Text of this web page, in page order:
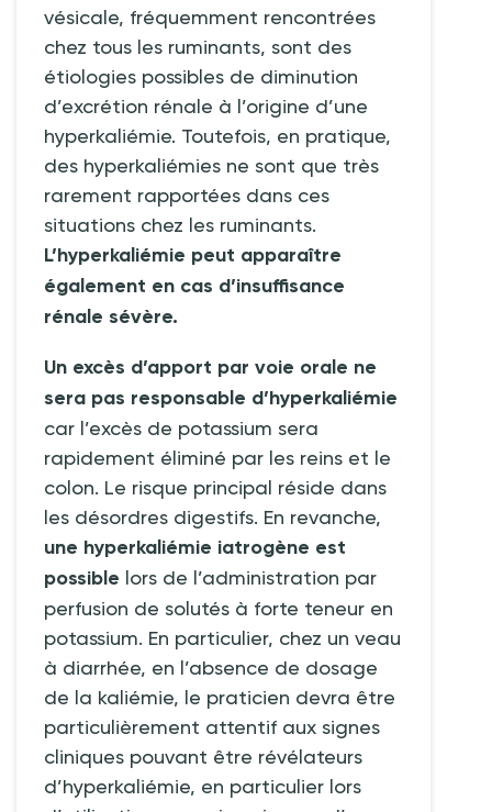
vésicale, fréquemment rencontrées
chez tous les ruminants, sont des
étiologies possibles de diminution
d’excrétion rénale à l’origine d’une
hyperkaliémie. Toutefois, en pratique,
des hyperkaliémies ne sont que très
rarement rapportées dans ces
situations chez les ruminants.
L’hyperkaliémie peut apparaître
également en cas d’insuffisance
rénale sévère.
Un excès d’apport par voie orale ne
sera pas responsable d’hyperkaliémie
car l’excès de potassium sera
rapidement éliminé par les reins et le
colon. Le risque principal réside dans
les désordres digestifs. En revanche,
une hyperkaliémie iatrogène est
possible lors de l’administration par
perfusion de solutés à forte teneur en
potassium. En particulier, chez un veau
à diarrhée, en l’absence de dosage
de la kaliémie, le praticien devra être
particulièrement attentif aux signes
cliniques pouvant être révélateurs
d’hyperkaliémie, en particulier lors